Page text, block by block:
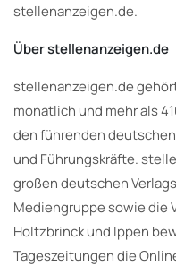
stellenanzeigen.de.
Über stellenanzeigen.de
stellenanzeigen.de
monatlich und mehr als
den führenden
und Führungskräfte.
großen deutschen
Mediengruppe sowie die
Holtzbrinck und Ippen
Tageszeitungen die